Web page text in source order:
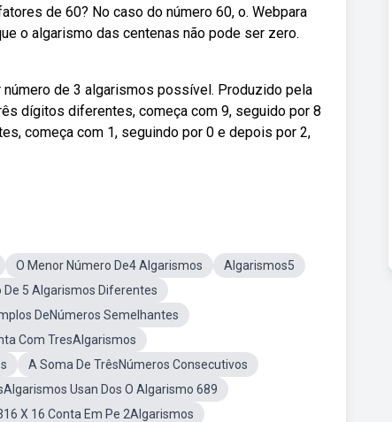
de 60? No caso do número 60, o. Webpara
o algarismo das centenas não pode ser zero.
de 3 algarismos possível. Produzido pela
dígitos diferentes, começa com 9, seguido por 8
começa com 1, seguindo por 0 e depois por 2,
O Menor Número De4 Algarismos
Algarismos5
De 5 Algarismos Diferentes
DeNúmeros Semelhantes
Com TresAlgarismos
A Soma De TrêsNúmeros Consecutivos
Usan Dos O Algarismo 689
X 16 Conta Em Pe 2Algarismos